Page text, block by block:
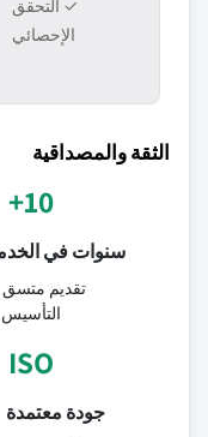
✓ التحقق
الإحصائي
الثقة والمصداقية
10+
سنوات في
تقديم متسق
التأسيس
ISO
جودة معتمدة